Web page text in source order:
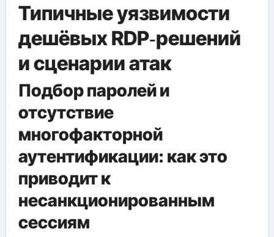
Типичные уязвимости
дешёвых RDP‑решений
и сценарии атак
Подбор паролей и
отсутствие
многофакторной
аутентификации: как это
приводит к
несанкционированным
сессиям